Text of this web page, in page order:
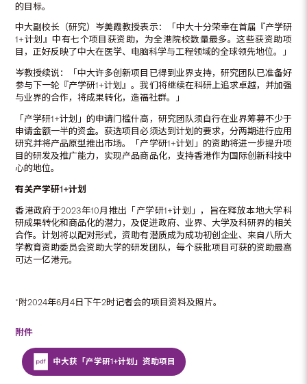
的目标。
中大副校长（研究）岑美霞教授表示：「中大十分荣幸在首届『产学研
1+计划』中有七个项目获资助，为全港院校数量最多。这些获资助项
目，正好反映了中大在医学、电脑科学与工程领域的全球领先地位。」
岑教授续说：「中大许多创新项目已得到业界支持，研究团队已准备好
参与下一轮『产学研1+计划』。我们将继续在科研上追求卓越，并加强
与业界的合作，将成果转化，造福社群。」
「产学研1+计划」的申请门槛什高，研究团队须自行在业界筹募不少于
申请金额一半的资金。获选项目必须达到计划的要求，分两期进行应用
研究并将产品原型推出市场。「产学研1+计划」的资助将进一步提升项
目的研发及推广能力，实现产品商品化，支持香港作为国际创新科技中
心的地位。
有关产学研1+计划
香港政府于2023年10月推出「产学研1+计划」，旨在释放本地大学科
研成果转化和商品化的潜力，及促进政府、业界、大学及科研界的相关
合作。计划将以配对形式，资助有潜质成为成功初创企业、来自八所大
学教育资助委员会资助大学的研发团队，每个获批项目可获的资助最高
可达一亿港元。
*附2024年6月4日下午2时记者会的项目资料及照片。
附件
中大获「产学研1+计划」资助项目